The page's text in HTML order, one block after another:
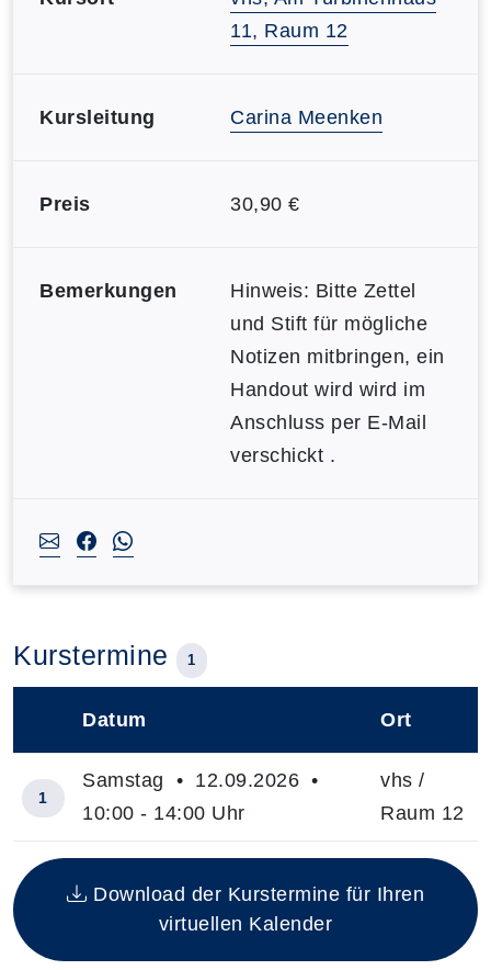
11, Raum 12
Kursleitung Carina Meenken
Preis 30,90 €
Bemerkungen
Hinweis: Bitte Zettel
und Stift für mögliche
Notizen mitbringen, ein
Handout wird wird im
Anschluss per E-Mail
verschickt .
Kurstermine 1
Insgesamt gibt es 1 Termine zum diesen Kurs
Datum Ort
1
Samstag • 12.09.2026 •
10:00 - 14:00 Uhr
vhs /
Raum 12
Download der Kurstermine für Ihren
virtuellen Kalender